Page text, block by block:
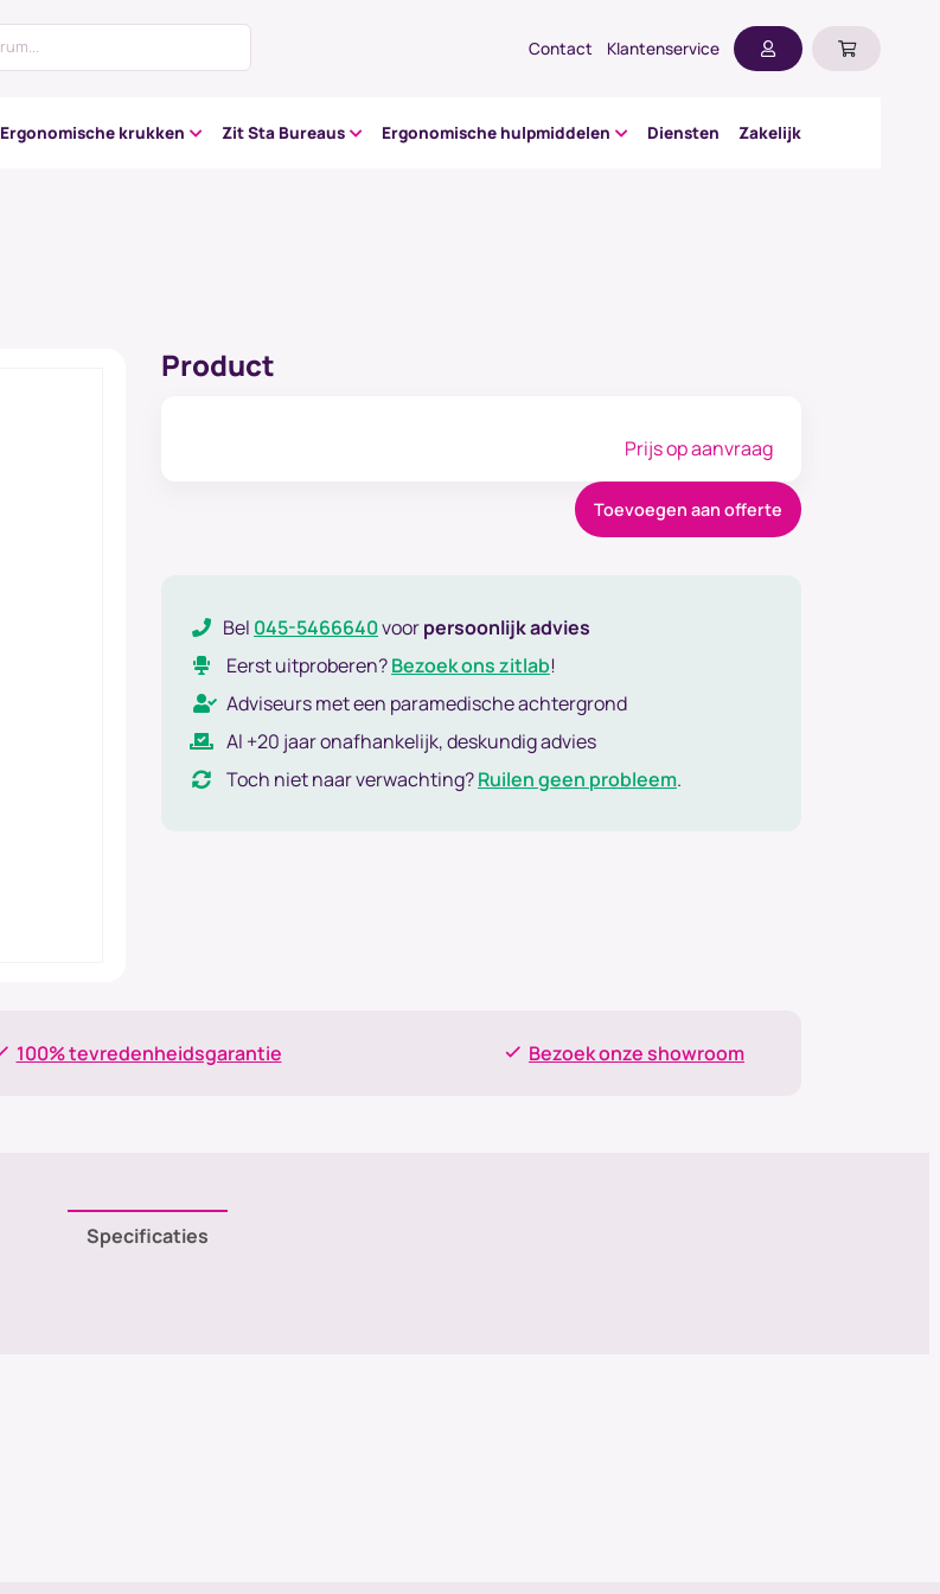
Contact Klantenservice
Ergonomische krukken Zit Sta Bureaus Ergonomische hulpmiddelen Diensten Zakelijk
Product
Prijs op aanvraag
Toevoegen aan offerte
Bel 045-5466640voorpersoonlijk advies
Eerst uitproberen?Bezoek ons zitlab!
Adviseurs met een paramedische achtergrond
Al +20 jaar onafhankelijk, deskundig advies
Toch niet naar verwachting?Ruilen geen probleem.
100% tevredenheidsgarantie Bezoek onze showroom
Specificaties